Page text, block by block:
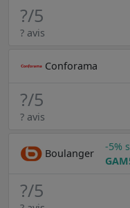
?/5
? avis
Conforama
?/5
? avis
Boulanger
-5%
?/5